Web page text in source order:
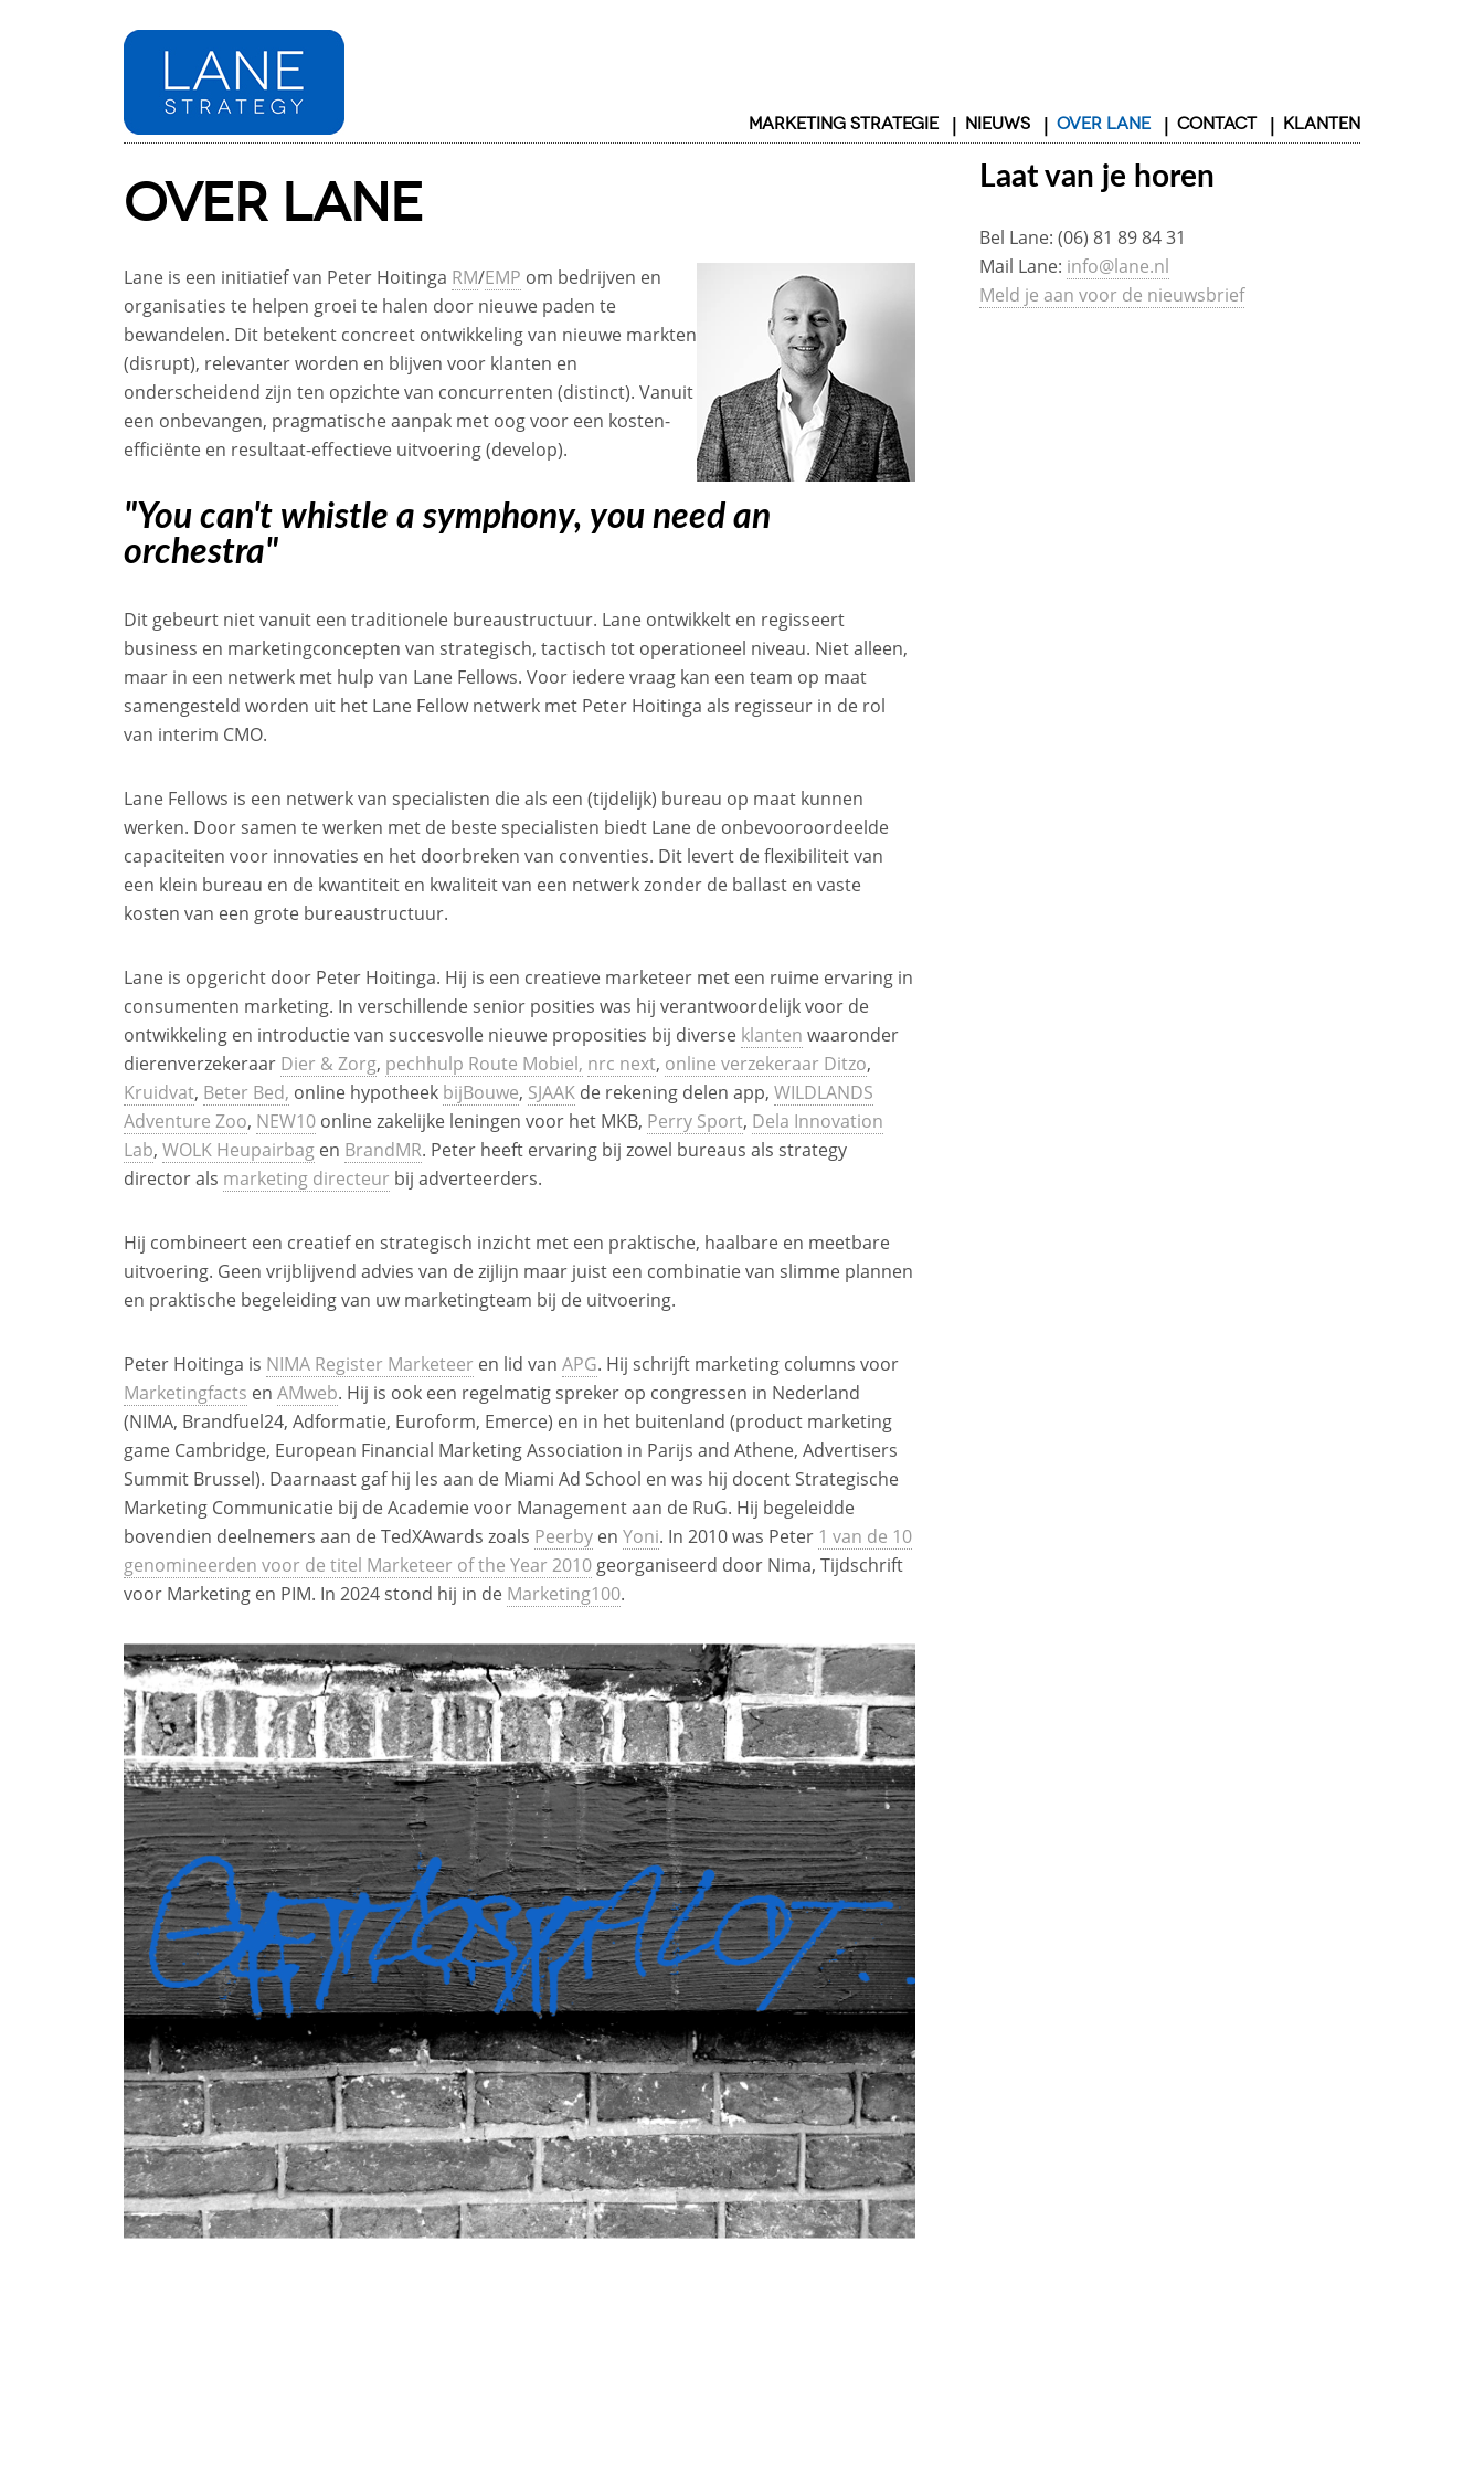
MARKETING STRATEGIE NIEUWS OVER LANE CONTACT KLANTEN
OVER LANE
Lane is een initiatief van Peter Hoitinga RM/EMP om bedrijven en
organisaties te helpen groei te halen door nieuwe paden te
bewandelen. Dit betekent concreet ontwikkeling van nieuwe markten
(disrupt), relevanter worden en blijven voor klanten en
onderscheidend zijn ten opzichte van concurrenten (distinct). Vanuit
een onbevangen, pragmatische aanpak met oog voor een kosten-
efficiënte en resultaat-effectieve uitvoering (develop).
"You can't whistle a symphony, you need an
orchestra"
Dit gebeurt niet vanuit een traditionele bureaustructuur. Lane ontwikkelt en regisseert
business en marketingconcepten van strategisch, tactisch tot operationeel niveau. Niet alleen,
maar in een netwerk met hulp van Lane Fellows. Voor iedere vraag kan een team op maat
samengesteld worden uit het Lane Fellow netwerk met Peter Hoitinga als regisseur in de rol
van interim CMO.
Lane Fellows is een netwerk van specialisten die als een (tijdelijk) bureau op maat kunnen
werken. Door samen te werken met de beste specialisten biedt Lane de onbevooroordeelde
capaciteiten voor innovaties en het doorbreken van conventies. Dit levert de flexibiliteit van
een klein bureau en de kwantiteit en kwaliteit van een netwerk zonder de ballast en vaste
kosten van een grote bureaustructuur.
Lane is opgericht door Peter Hoitinga. Hij is een creatieve marketeer met een ruime ervaring in
consumenten marketing. In verschillende senior posities was hij verantwoordelijk voor de
ontwikkeling en introductie van succesvolle nieuwe proposities bij diverse klanten waaronder
dierenverzekeraar Dier & Zorg, pechhulp Route Mobiel, nrc next, online verzekeraar Ditzo,
Kruidvat, Beter Bed, online hypotheek bijBouwe, SJAAK de rekening delen app, WILDLANDS
Adventure Zoo, NEW10 online zakelijke leningen voor het MKB, Perry Sport, Dela Innovation
Lab, WOLK Heupairbag en BrandMR. Peter heeft ervaring bij zowel bureaus als strategy
director als marketing directeur bij adverteerders.
Hij combineert een creatief en strategisch inzicht met een praktische, haalbare en meetbare
uitvoering. Geen vrijblijvend advies van de zijlijn maar juist een combinatie van slimme plannen
en praktische begeleiding van uw marketingteam bij de uitvoering.
Peter Hoitinga is NIMA Register Marketeer en lid van APG. Hij schrijft marketing columns voor
Marketingfacts en AMweb. Hij is ook een regelmatig spreker op congressen in Nederland
(NIMA, Brandfuel24, Adformatie, Euroform, Emerce) en in het buitenland (product marketing
game Cambridge, European Financial Marketing Association in Parijs and Athene, Advertisers
Summit Brussel). Daarnaast gaf hij les aan de Miami Ad School en was hij docent Strategische
Marketing Communicatie bij de Academie voor Management aan de RuG. Hij begeleidde
bovendien deelnemers aan de TedXAwards zoals Peerby en Yoni. In 2010 was Peter 1 van de 10
genomineerden voor de titel Marketeer of the Year 2010 georganiseerd door Nima, Tijdschrift
voor Marketing en PIM. In 2024 stond hij in de Marketing100.
Laat van je horen
Bel Lane: (06) 81 89 84 31
Mail Lane: info@lane.nl
Meld je aan voor de nieuwsbrief